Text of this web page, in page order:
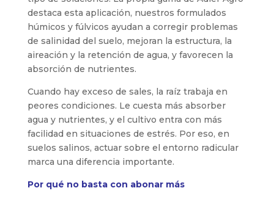
destaca esta aplicación, nuestros formulados
húmicos y fúlvicos ayudan a corregir problemas
de salinidad del suelo, mejoran la estructura, la
aireación y la retención de agua, y favorecen la
absorción de nutrientes.
Cuando hay exceso de sales, la raíz trabaja en
peores condiciones. Le cuesta más absorber
agua y nutrientes, y el cultivo entra con más
facilidad en situaciones de estrés. Por eso, en
suelos salinos, actuar sobre el entorno radicular
marca una diferencia importante.
Por qué no basta con abonar más